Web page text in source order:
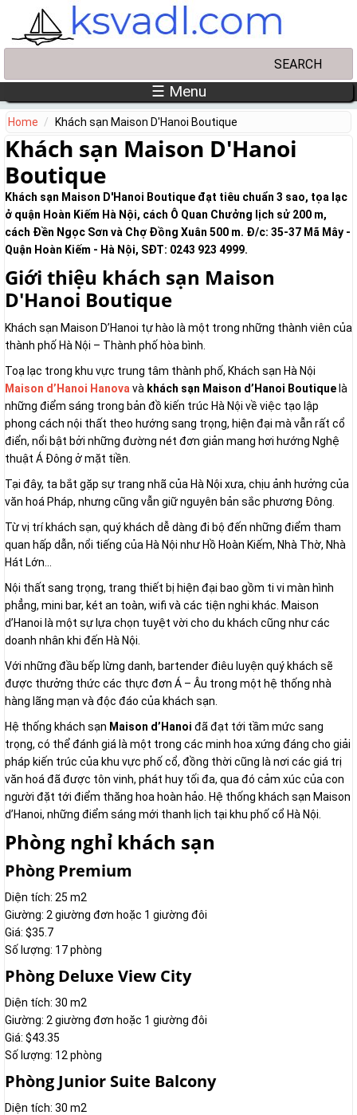
Skip to main content
☰ Menu
Home Khách sạn Maison D'Hanoi Boutique
Khách sạn Maison D'Hanoi
Boutique
Khách sạn Maison D'Hanoi Boutique đạt tiêu chuẩn 3 sao, tọa lạc
ở quận Hoàn Kiếm Hà Nội, cách Ô Quan Chưởng lịch sử 200 m,
cách Đền Ngọc Sơn và Chợ Đồng Xuân 500 m. Đ/c: 35-37 Mã Mây -
Quận Hoàn Kiếm - Hà Nội, SĐT: 0243 923 4999.
Giới thiệu khách sạn Maison
D'Hanoi Boutique
Khách sạn Maison D’Hanoi tự hào là một trong những thành viên của
thành phố Hà Nội – Thành phố hòa bình.
Toạ lạc trong khu vực trung tâm thành phố, Khách sạn Hà Nội
Maison d’Hanoi Hanova và khách sạn Maison d’Hanoi Boutique là
những điểm sáng trong bản đồ kiến trúc Hà Nội về việc tạo lập
phong cách nội thất theo hướng sang trọng, hiện đại mà vẫn rất cổ
điển, nổi bật bởi những đường nét đơn giản mang hơi hướng Nghệ
thuật Á Đông ở mặt tiền.
Tại đây, ta bắt gặp sự trang nhã của Hà Nội xưa, chịu ảnh hưởng của
văn hoá Pháp, nhưng cũng vẫn giữ nguyên bản sắc phương Đông.
Từ vị trí khách sạn, quý khách dễ dàng đi bộ đến những điểm tham
quan hấp dẫn, nổi tiếng của Hà Nội như Hồ Hoàn Kiếm, Nhà Thờ, Nhà
Hát Lớn…
Nội thất sang trọng, trang thiết bị hiện đại bao gồm ti vi màn hình
phẳng, mini bar, két an toàn, wifi và các tiện nghi khác. Maison
d’Hanoi là một sự lựa chọn tuyệt vời cho du khách cũng như các
doanh nhân khi đến Hà Nội.
Với những đầu bếp lừng danh, bartender điêu luyện quý khách sẽ
được thưởng thức các thực đơn Á – Âu trong một hệ thống nhà
hàng lãng mạn và độc đáo của khách sạn.
Hệ thống khách sạn Maison d’Hanoi đã đạt tới tầm mức sang
trọng, có thể đánh giá là một trong các minh hoa xứng đáng cho giải
pháp kiến trúc của khu vực phố cổ, đồng thời cũng là nơi các giá trị
văn hoá đã được tôn vinh, phát huy tối đa, qua đó cảm xúc của con
người đặt tới điểm thăng hoa hoàn hảo. Hệ thống khách sạn Maison
d’Hanoi, những điểm sáng mới thanh lịch tại khu phố cổ Hà Nội.
Phòng nghỉ khách sạn
Phòng Premium
Diện tích: 25 m2
Giường: 2 giường đơn hoặc 1 giường đôi
Giá: $35.7
Số lượng: 17 phòng
Phòng Deluxe View City
Diện tích: 30 m2
Giường: 2 giường đơn hoặc 1 giường đôi
Giá: $43.35
Số lượng: 12 phòng
Phòng Junior Suite Balcony
Diện tích: 30 m2